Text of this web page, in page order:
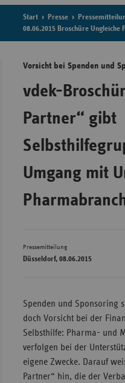
Start Presse
08.06.2015 Broschüre Ungleiche
Vorsicht bei Spenden und
vdek-
Partner“ gibt
Umgang mit
Pressemitteilung
Düsseldorf, 08.06.2015
Spenden und Sponsoring
doch Vorsicht bei der
Selbsthilfe: Pharma- und
verfolgen bei der
eigene Zwecke. Darauf
Partner“ hin, die der